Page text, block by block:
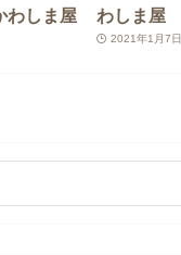
わしま屋
わしま屋
2021年1月7日